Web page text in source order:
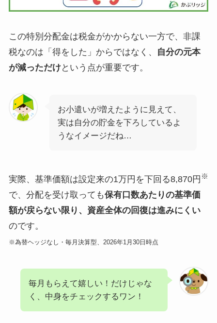
この特別分配金は税金がかからない一方で、非課
税なのは「得をした」からではなく、
自分の元本
が減っただけという点が重要です。
お小遣いが増えたように見えて、
実は自分の貯金を下ろしているよ
うなイメージだね…
実際、基準価額は設定来の1万円を下回る8,870円 ※
で、分配を受け取っても保有口数あたりの基準価
額が戻らない限り、資産全体の回復は進みにくい
のです。
※為替ヘッジなし・毎月決算型、2026年1月30日時点
毎月もらえて嬉しい！だけじゃな
く、中身をチェックするワン！